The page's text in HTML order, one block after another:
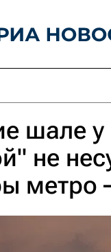
шале у
не
метро